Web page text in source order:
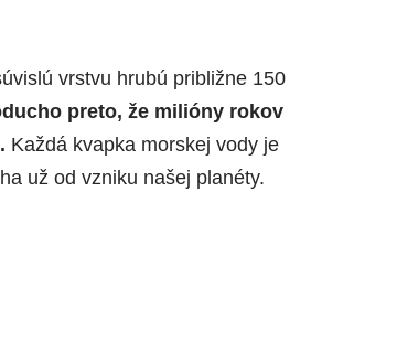
vrstvu hrubú približne 150
preto, že milióny rokov
Každá kvapka morskej vody je
už od vzniku našej planéty.